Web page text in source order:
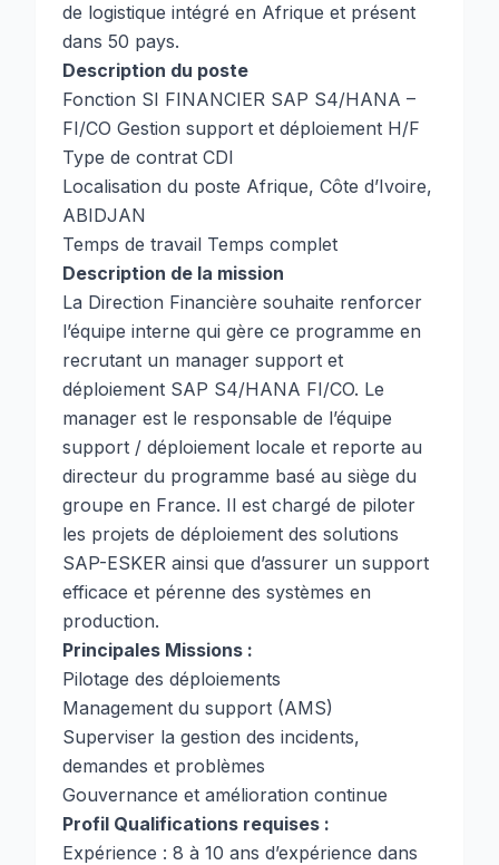
de logistique intégré en Afrique et présent
dans 50 pays.
Description du poste
Fonction SI FINANCIER SAP S4/HANA –
FI/CO Gestion support et déploiement H/F
Type de contrat CDI
Localisation du poste Afrique, Côte d’Ivoire,
ABIDJAN
Temps de travail Temps complet
Description de la mission
La Direction Financière souhaite renforcer
l’équipe interne qui gère ce programme en
recrutant un manager support et
déploiement SAP S4/HANA FI/CO. Le
manager est le responsable de l’équipe
support / déploiement locale et reporte au
directeur du programme basé au siège du
groupe en France. Il est chargé de piloter
les projets de déploiement des solutions
SAP-ESKER ainsi que d’assurer un support
efficace et pérenne des systèmes en
production.
Principales Missions :
Pilotage des déploiements
Management du support (AMS)
Superviser la gestion des incidents,
demandes et problèmes
Gouvernance et amélioration continue
Profil Qualifications requises :
Expérience : 8 à 10 ans d’expérience dans